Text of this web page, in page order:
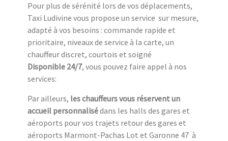
Pour plus de sérénité lors de vos déplacements,
Taxi Ludivine vous propose un service sur mesure,
adapté à vos besoins : commande rapide et
prioritaire, niveaux de service à la carte, un
chauffeur discret, courtois et soigné
Disponible 24/7, vous pouvez faire appel à nos
services:
Par ailleurs, les chauffeurs vous réservent un
accueil personnalisédans les halls des gares et
aéroports pour vos trajets retour des gares et
aéroports Marmont-Pachas Lot et Garonne 47 à